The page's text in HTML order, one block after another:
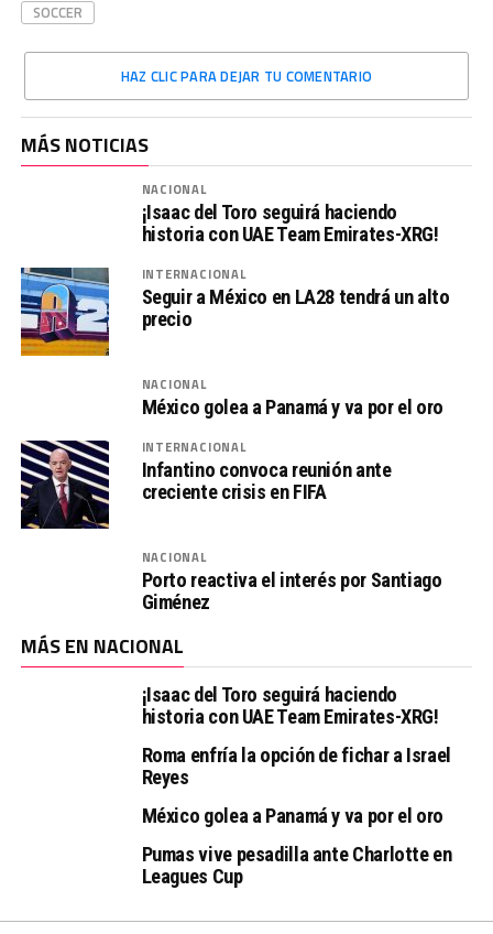
SOCCER
HAZ CLIC PARA DEJAR TU COMENTARIO
MÁS NOTICIAS
NACIONAL
¡Isaac del Toro seguirá haciendo
historia con UAE Team Emirates-XRG!
INTERNACIONAL
Seguir a México en LA28 tendrá un alto
precio
NACIONAL
México golea a Panamá y va por el oro
INTERNACIONAL
Infantino convoca reunión ante
creciente crisis en FIFA
NACIONAL
Porto reactiva el interés por Santiago
Giménez
MÁS EN NACIONAL
¡Isaac del Toro seguirá haciendo
historia con UAE Team Emirates-XRG!
Roma enfría la opción de fichar a Israel
Reyes
México golea a Panamá y va por el oro
Pumas vive pesadilla ante Charlotte en
Leagues Cup